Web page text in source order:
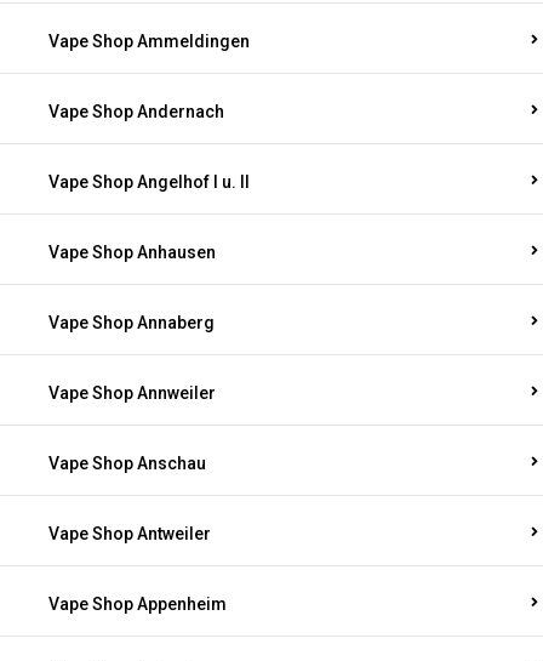
Vape Shop Ammeldingen
Vape Shop Andernach
Vape Shop Angelhof I u. II
Vape Shop Anhausen
Vape Shop Annaberg
Vape Shop Annweiler
Vape Shop Anschau
Vape Shop Antweiler
Vape Shop Appenheim